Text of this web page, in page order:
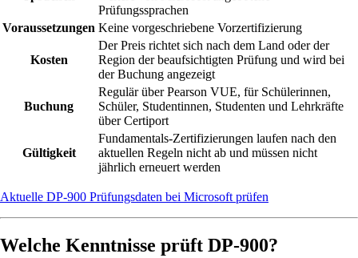
Prüfungssprachen
Voraussetzungen Keine vorgeschriebene Vorzertifizierung
Kosten
Der Preis richtet sich nach dem Land oder der
Region der beaufsichtigten Prüfung und wird bei
der Buchung angezeigt
Buchung
Regulär über Pearson VUE, für Schülerinnen,
Schüler, Studentinnen, Studenten und Lehrkräfte
über Certiport
Gültigkeit
Fundamentals-Zertifizierungen laufen nach den
aktuellen Regeln nicht ab und müssen nicht
jährlich erneuert werden
Aktuelle DP-900 Prüfungsdaten bei Microsoft prüfen
Welche Kenntnisse prüft DP-900?